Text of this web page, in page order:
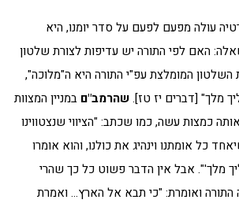
עולה מפעם לפעם על סדר יומנו, היא
האם לפי התורה יש עדיפות לצורת שלטון
השלטון המומלצת עפ"י התורה היא ה"מלוכה",
מלך" [דברים יז טז].שהרמב"ם במניין המצוות
כמצות עשה, כמו שכתב: "הציווי שנצטווינו
כל אומתנו וינהיג את כולנו, והוא אומרו
מלך'". אבל אין הדבר פשוט כל כך שהרי
ואומרת: "כי תבא אל הארץ… ואמרת